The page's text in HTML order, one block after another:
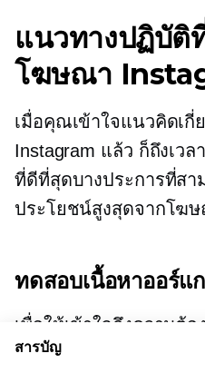
แนวทางปฏิบัติ
โฆษณา
เมื่อคุณเข้าใจแนวคิดเ
Instagram แล้ว ก็ถึงเว
ที่ดีที่สุดบางประการที่ส
ประโยชน์สูงสุดจากโฆ
ทดสอบเนื้อหาออร์
เพื่อให้เข้าใจถึงความต้
ซึ้งยิ่งขึ้น ให้มุ่งเน้นที่กา
สารบัญ